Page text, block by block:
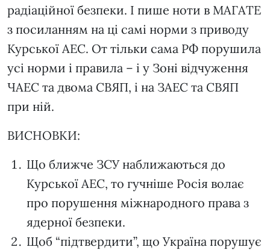
радіаційної безпеки. І пише ноти в МАГАТЕ
з посиланням на ці самі норми з приводу
Курської АЕС. От тільки сама РФ порушила
усі норми і правила – і у Зоні відчуження
ЧАЕС та двома СВЯП, і на ЗАЕС та СВЯП
при ній.
ВИСНОВКИ:
Що ближче ЗСУ наближаються до
Курської АЕС, то гучніше Росія волає
про порушення міжнародного права з
ядерної безпеки.
Щоб “підтвердити”, що Україна порушує